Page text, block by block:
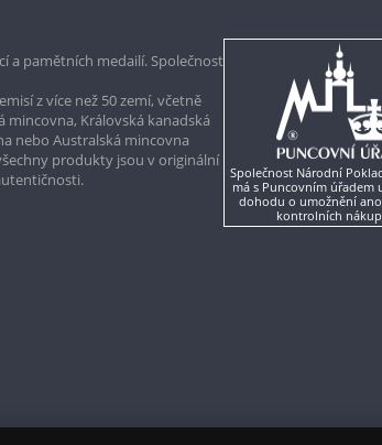
a pamětních medailí. Společnost
z více než 50 zemí, včetně
Královská kanadská
nebo Australská mincovna
produkty jsou v originální
Společnost Národní
má s Puncovním úřadem
dohodu o umožnění
kontrolních